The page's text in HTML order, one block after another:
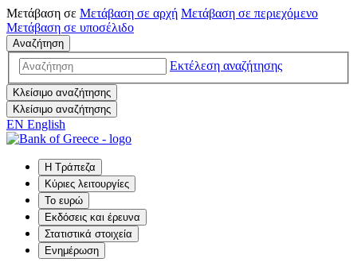
Μετάβαση σε Μετάβαση σε αρχή Μετάβαση σε περιεχόμενο
Μετάβαση σε υποσέλιδο
Αναζήτηση
Εκτέλεση αναζήτησης
Κλείσιμο αναζήτησης
Κλείσιμο αναζήτησης
EN English
Η Τράπεζα
Κύριες λειτουργίες
Το ευρώ
Εκδόσεις και έρευνα
Στατιστικά στοιχεία
Ενημέρωση